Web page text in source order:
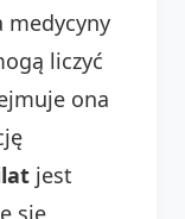
medycyny
liczyć
ona
jest
się